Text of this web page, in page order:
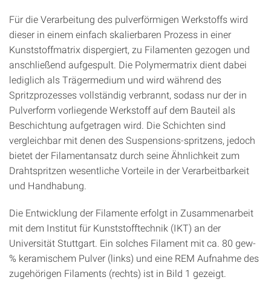
Für die Verarbeitung des pulverförmigen Werkstoffs wird
dieser in einem einfach skalierbaren Prozess in einer
Kunststoffmatrix dispergiert, zu Filamenten gezogen und
anschließend aufgespult. Die Polymermatrix dient dabei
lediglich als Trägermedium und wird während des
Spritzprozesses vollständig verbrannt, sodass nur der in
Pulverform vorliegende Werkstoff auf dem Bauteil als
Beschichtung aufgetragen wird. Die Schichten sind
vergleichbar mit denen des Suspensions-spritzens, jedoch
bietet der Filamentansatz durch seine Ähnlichkeit zum
Drahtspritzen wesentliche Vorteile in der Verarbeitbarkeit
und Handhabung.
Die Entwicklung der Filamente erfolgt in Zusammenarbeit
mit dem Institut für Kunststofftechnik (IKT) an der
Universität Stuttgart. Ein solches Filament mit ca. 80 gew-
% keramischem Pulver (links) und eine REM Aufnahme des
zugehörigen Filaments (rechts) ist in Bild 1 gezeigt.